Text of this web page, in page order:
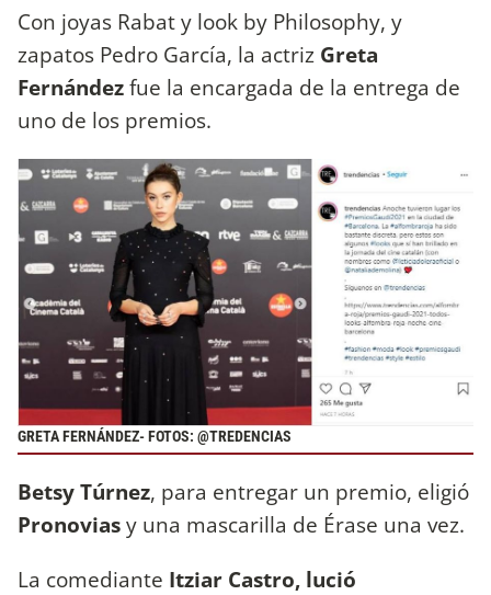
Con joyas Rabat y look by Philosophy, y
zapatos Pedro García, la actriz Greta
Fernándezfue la encargada de la entrega de
uno de los premios.
GRETA FERNÁNDEZ- FOTOS: @TREDENCIAS
Betsy Túrnez, para entregar un premio, eligió
Pronoviasy una mascarilla de Érase una vez.
La comediante Itziar Castro, lució